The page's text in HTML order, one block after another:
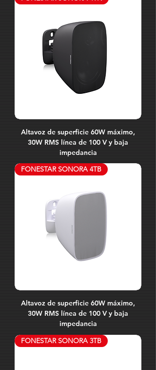
Altavoz de superficie 60W máximo,
30W RMS línea de 100 V y baja
impedancia
FONESTAR SONORA 4TB
Altavoz de superficie 60W máximo,
30W RMS línea de 100 V y baja
impedancia
FONESTAR SONORA 3TB